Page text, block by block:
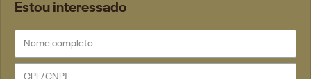
Estou interessado